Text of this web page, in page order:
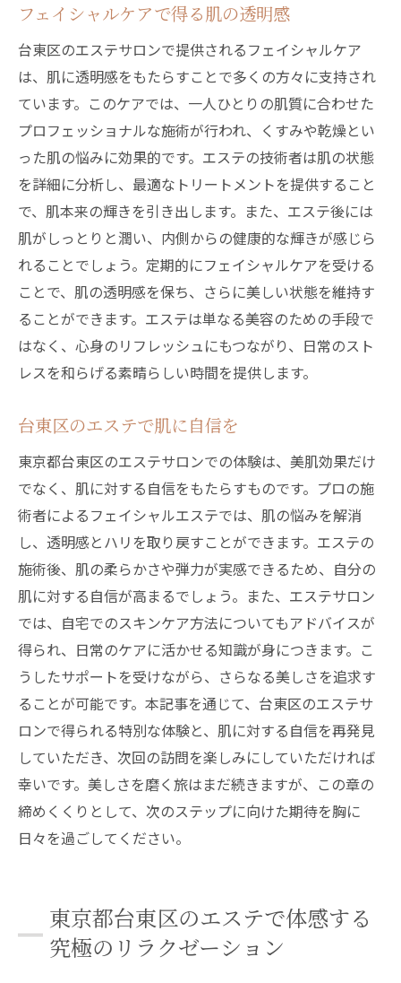
フェイシャルケアで得る肌の透明感
台東区のエステサロンで提供されるフェイシャルケア
は、肌に透明感をもたらすことで多くの方々に支持され
ています。このケアでは、一人ひとりの肌質に合わせた
プロフェッショナルな施術が行われ、くすみや乾燥とい
った肌の悩みに効果的です。エステの技術者は肌の状態
を詳細に分析し、最適なトリートメントを提供すること
で、肌本来の輝きを引き出します。また、エステ後には
肌がしっとりと潤い、内側からの健康的な輝きが感じら
れることでしょう。定期的にフェイシャルケアを受ける
ことで、肌の透明感を保ち、さらに美しい状態を維持す
ることができます。エステは単なる美容のための手段で
はなく、心身のリフレッシュにもつながり、日常のスト
レスを和らげる素晴らしい時間を提供します。
台東区のエステで肌に自信を
東京都台東区のエステサロンでの体験は、美肌効果だけ
でなく、肌に対する自信をもたらすものです。プロの施
術者によるフェイシャルエステでは、肌の悩みを解消
し、透明感とハリを取り戻すことができます。エステの
施術後、肌の柔らかさや弾力が実感できるため、自分の
肌に対する自信が高まるでしょう。また、エステサロン
では、自宅でのスキンケア方法についてもアドバイスが
得られ、日常のケアに活かせる知識が身につきます。こ
うしたサポートを受けながら、さらなる美しさを追求す
ることが可能です。本記事を通じて、台東区のエステサ
ロンで得られる特別な体験と、肌に対する自信を再発見
していただき、次回の訪問を楽しみにしていただければ
幸いです。美しさを磨く旅はまだ続きますが、この章の
締めくくりとして、次のステップに向けた期待を胸に
日々を過ごしてください。
東京都台東区のエステで体感する
究極のリラクゼーション